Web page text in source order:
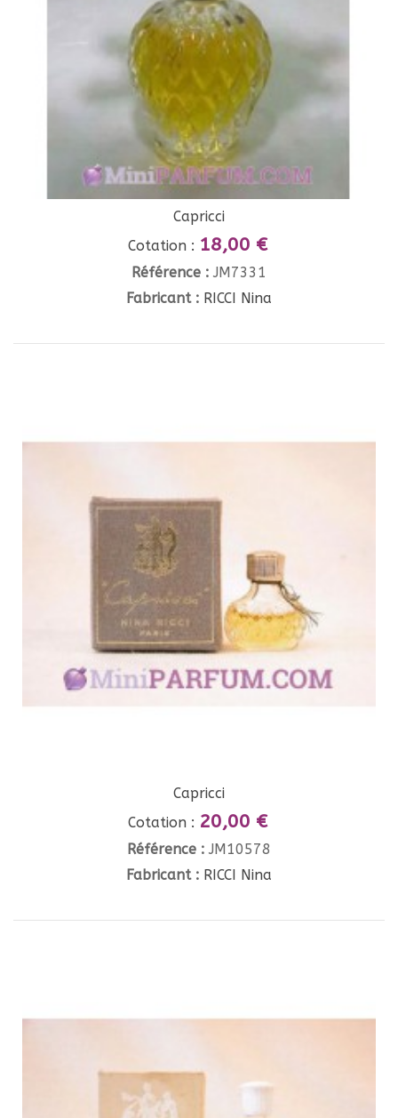
Capricci
Cotation : 18,00 €
Référence : JM7331
Fabricant : RICCI Nina
Capricci
Cotation : 20,00 €
Référence : JM10578
Fabricant : RICCI Nina